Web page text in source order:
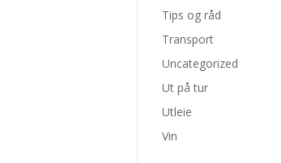
Tips og råd
Transport
Uncategorized
Ut på tur
Utleie
Vin